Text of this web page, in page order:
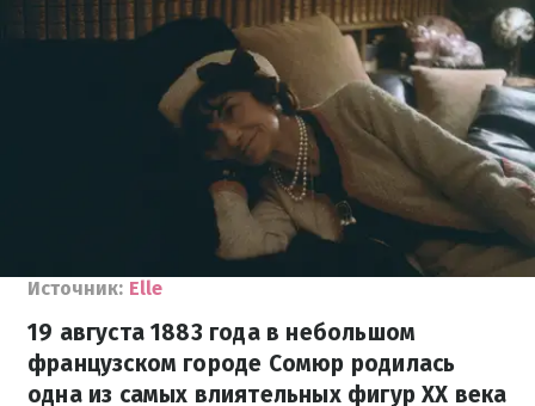
Источник: Elle
19 августа 1883 года в небольшом
французском городе Сомюр родилась
одна из самых влиятельных фигур XX века